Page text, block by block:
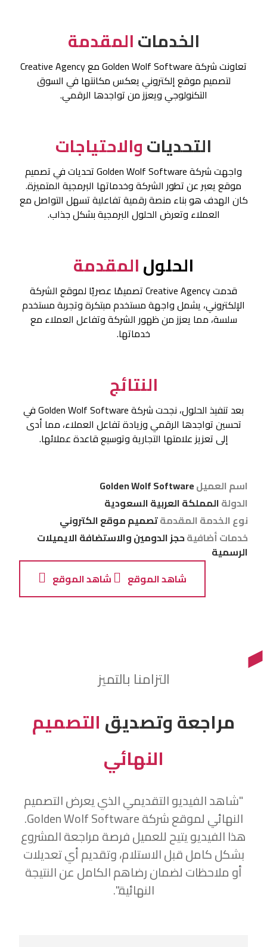
الخدماتالمقدمة
تعاونت شركة Golden Wolf Software مع Creative Agency
لتصميم موقع إلكتروني يعكس مكانتها في السوق
التكنولوجي ويعزز من تواجدها الرقمي.
التحدياتوالاحتياجات
واجهت شركة Golden Wolf Software تحديات في تصميم
موقع يعبر عن تطور الشركة وخدماتها البرمجية المتميزة.
كان الهدف هو بناء منصة رقمية تفاعلية تسهل التواصل مع
العملاء وتعرض الحلول البرمجية بشكل جذاب.
الحلولالمقدمة
قدمت Creative Agency تصميمًا عصريًا لموقع الشركة
الإلكتروني، يشمل واجهة مستخدم مبتكرة وتجربة مستخدم
سلسة، مما يعزز من ظهور الشركة وتفاعل العملاء مع
خدماتها.
النتائج
بعد تنفيذ الحلول، نجحت شركة Golden Wolf Software في
تحسين تواجدها الرقمي وزيادة تفاعل العملاء، مما أدى
إلى تعزيز علامتها التجارية وتوسيع قاعدة عملائها.
اسم العميلGolden Wolf Software
الدولةالمملكة العربية السعودية
نوع الخدمة المقدمةتصميم موقع الكتروني
خدمات أضافيةحجز الدومين والاستضافة الايميلات
الرسمية
شاهد الموقع
شاهد الموقع
التزامنا بالتميز
مراجعة وتصديقالتصميم
النهائي
"شاهد الفيديو التقديمي الذي يعرض التصميم
النهائي لموقع شركة Golden Wolf Software.
هذا الفيديو يتيح للعميل فرصة مراجعة المشروع
بشكل كامل قبل الاستلام، وتقديم أي تعديلات
أو ملاحظات لضمان رضاهم الكامل عن النتيجة
النهائية.".